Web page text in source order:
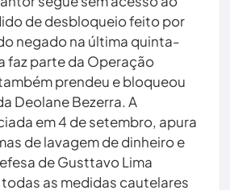
de desbloqueio feito por
negado na última quinta-
faz parte da Operação
prendeu e bloqueou
Deolane Bezerra. A
em 4 de setembro, apura
de lavagem de dinheiro e
de Gusttavo Lima
as medidas cautelares